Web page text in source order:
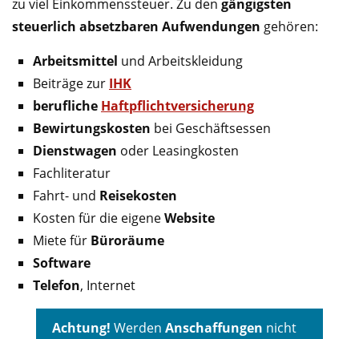
zu viel Einkommenssteuer. Zu den gängigsten
steuerlich absetzbaren Aufwendungen gehören:
Arbeitsmittel und Arbeitskleidung
Beiträge zur IHK
berufliche Haftpflichtversicherung
Bewirtungskosten bei Geschäftsessen
Dienstwagen oder Leasingkosten
Fachliteratur
Fahrt- und Reisekosten
Kosten für die eigeneWebsite
Miete für Büroräume
Software
Telefon, Internet
Achtung! Werden Anschaffungen nicht